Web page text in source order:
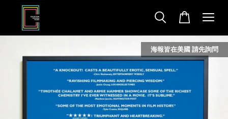
海報皆在美國 請先詢問